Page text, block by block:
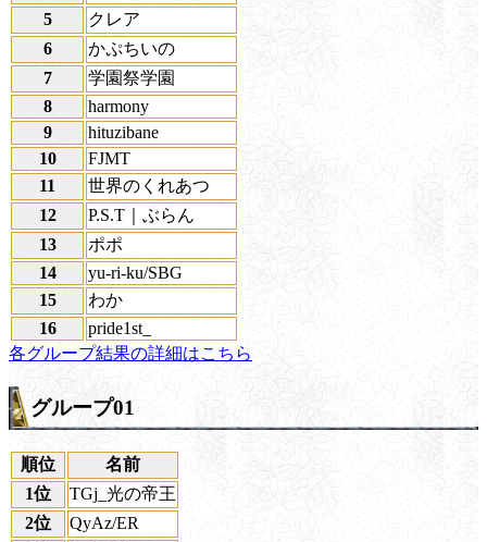
5
クレア
6
かぷちいの
7
学園祭学園
8
harmony
9
hituzibane
10
FJMT
11
世界のくれあつ
12
P.S.T｜ぶらん
13
ポポ
14
yu-ri-ku/SBG
15
わか
16
pride1st_
各グループ結果の詳細はこちら
グループ01
順位
名前
1位
TGj_光の帝王
2位
QyAz/ER